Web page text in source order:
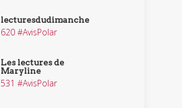
lecturesdudimanche
620 #AvisPolar
Les lectures de
Maryline
531 #AvisPolar